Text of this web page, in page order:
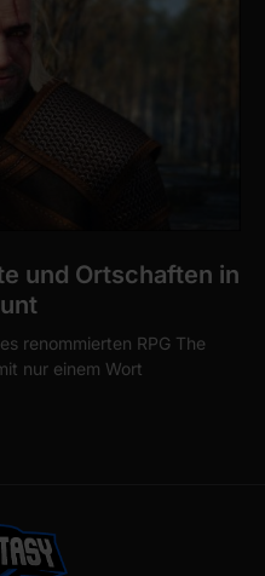
und Ortschaften in
renommierten RPG The
nur einem Wort